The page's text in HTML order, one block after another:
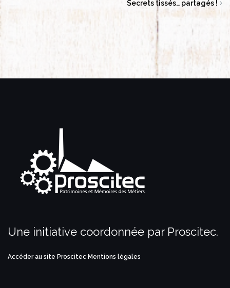
fenêtre)
Secrets tissés… partagés !
Une initiative coordonnée par Proscitec.
Accéder au site Proscitec Mentions légales